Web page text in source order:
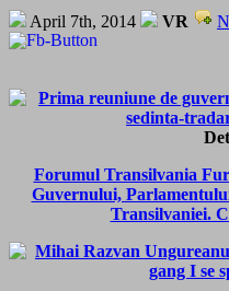
April 7th, 2014 VR
Forumul Transilvania
Guvernului,
Transilvaniei.